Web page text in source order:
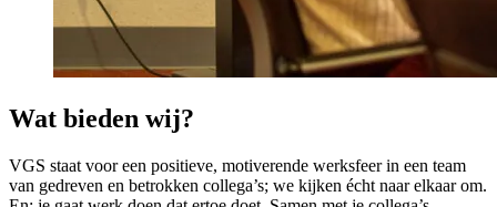
Wat bieden wij?
VGS staat voor een positieve, motiverende werksfeer in een team
van gedreven en betrokken collega’s; we kijken écht naar elkaar om.